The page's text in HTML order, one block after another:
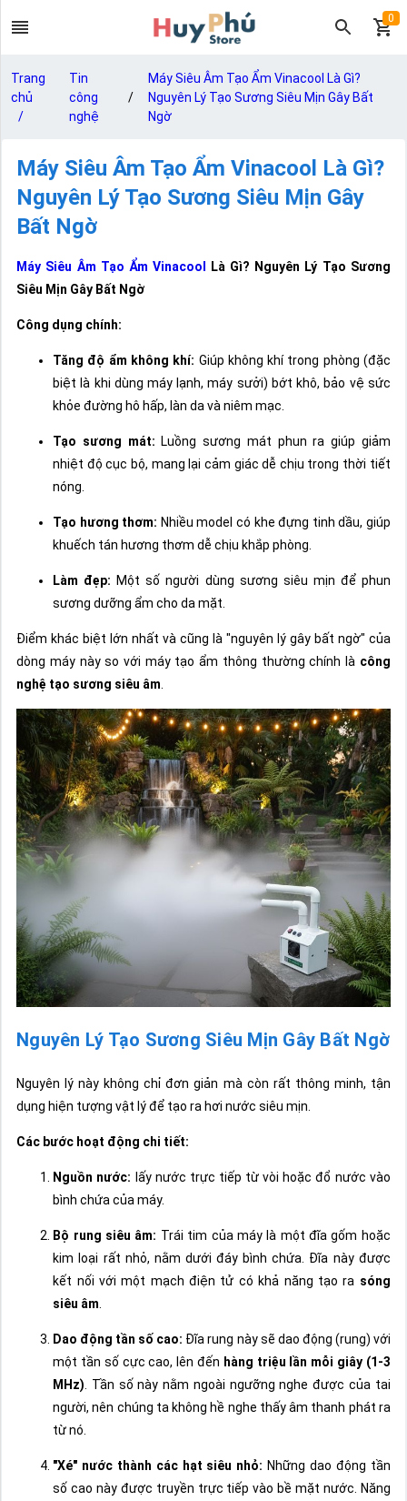
0
Trang
chủ
/
Tin
công
nghệ
/
Máy Siêu Âm Tạo Ẩm Vinacool Là Gì?
Nguyên Lý Tạo Sương Siêu Mịn Gây Bất
Ngờ
Máy Siêu Âm Tạo Ẩm Vinacool Là Gì?
Nguyên Lý Tạo Sương Siêu Mịn Gây
Bất Ngờ
Máy Siêu Âm Tạo Ẩm Vinacool
Là Gì? Nguyên Lý Tạo Sương
Siêu Mịn Gây Bất Ngờ
Công dụng chính:
Tăng độ ẩm không khí: Giúp không khí trong phòng (đặc
biệt là khi dùng máy lạnh, máy sưởi) bớt khô, bảo vệ sức
khỏe đường hô hấp, làn da và niêm mạc.
Tạo sương mát: Luồng sương mát phun ra giúp giảm
nhiệt độ cục bộ, mang lại cảm giác dễ chịu trong thời tiết
nóng.
Tạo hương thơm: Nhiều model có khe đựng tinh dầu, giúp
khuếch tán hương thơm dễ chịu khắp phòng.
Làm đẹp: Một số người dùng sương siêu mịn để phun
sương dưỡng ẩm cho da mặt.
Điểm khác biệt lớn nhất và cũng là "nguyên lý gây bất ngờ" của
dòng máy này so với máy tạo ẩm thông thường chính là công
nghệ tạo sương siêu âm.
Nguyên Lý Tạo Sương Siêu Mịn Gây Bất Ngờ
Nguyên lý này không chỉ đơn giản mà còn rất thông minh, tận
dụng hiện tượng vật lý để tạo ra hơi nước siêu mịn.
Các bước hoạt động chi tiết:
Nguồn nước: lấy nước trực tiếp từ vòi hoặc đổ nước vào
bình chứa của máy.
Bộ rung siêu âm: Trái tim của máy là một đĩa gốm hoặc
kim loại rất nhỏ, nằm dưới đáy bình chứa. Đĩa này được
kết nối với một mạch điện tử có khả năng tạo ra sóng
siêu âm.
Dao động tần số cao: Đĩa rung này sẽ dao động (rung) với
một tần số cực cao, lên đến hàng triệu lần mỗi giây (1-3
MHz). Tần số này nằm ngoài ngưỡng nghe được của tai
người, nên chúng ta không hề nghe thấy âm thanh phát ra
từ nó.
"Xé" nước thành các hạt siêu nhỏ: Những dao động tần
số cao này được truyền trực tiếp vào bề mặt nước. Năng